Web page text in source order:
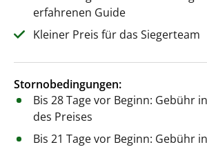
erfahrenen Guide
Kleiner Preis für das Siegerteam
Stornobedingungen:
Bis 28 Tage vor Beginn: Gebühr
des Preises
Bis 21 Tage vor Beginn: Gebühr